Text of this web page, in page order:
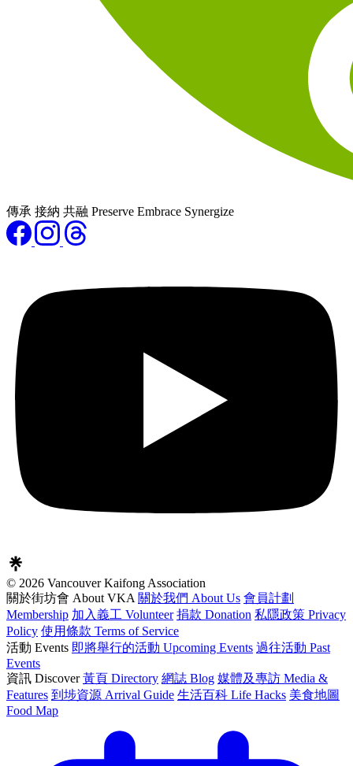
傳承 接納 共融 Preserve Embrace Synergize
© 2026 Vancouver Kaifong Association
關於街坊會 About VKA 關於我們 About Us 會員計劃
Membership 加入義工 Volunteer 捐款 Donation 私隱政策 Privacy
Policy 使用條款 Terms of Service
活動 Events 即將舉行的活動 Upcoming Events 過往活動 Past
Events
資訊 Discover 黃頁 Directory 網誌 Blog 媒體及專訪 Media &
Features 到埗資源 Arrival Guide 生活百科 Life Hacks 美食地圖
Food Map